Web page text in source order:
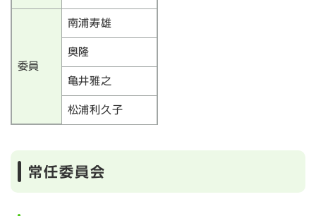
委員
南浦寿雄
奥隆
亀井雅之
松浦利久子
常任委員会